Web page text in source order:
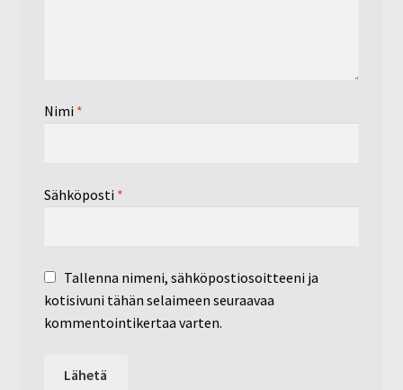
Nimi *
Sähköposti *
Tallenna nimeni, sähköpostiosoitteeni ja
kotisivuni tähän selaimeen seuraavaa
kommentointikertaa varten.